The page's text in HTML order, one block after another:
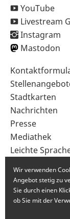
YouTube
Livestream
Instagram
Mastodon
im
Fußbereich
Stadtkarten
Nachrichten
Presse
Mediathek
Leichte
Wir verwenden
Angebot stetig zu
Sie durch einen
ob Sie mit der